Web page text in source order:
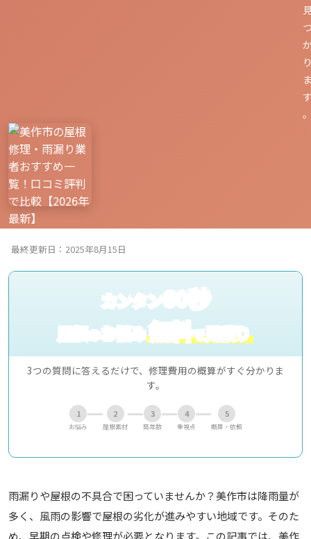
最終更新日：2025年8月15日
カンタン60秒
屋根のお悩み無料で見積り
3つの質問に答えるだけで、修理費用の概算がすぐ分かりま
す。
1
お悩み
2
屋根素材
3
築年数
4
重視点
5
概算・依頼
雨漏りや屋根の不具合で困っていませんか？美作市は降雨量が
多く、風雨の影響で屋根の劣化が進みやすい地域です。そのた
め、早期の点検や修理が必要となります。この記事では、美作